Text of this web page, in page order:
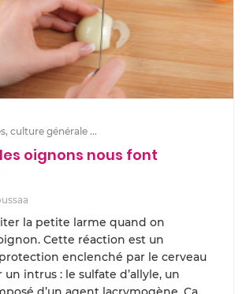
culture générale ...
oignons nous font
la petite larme quand on
Cette réaction est un
enclenché par le cerveau
un intrus : le sulfate d’allyle, un